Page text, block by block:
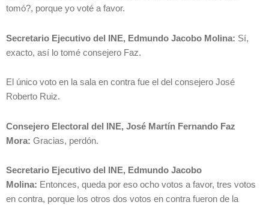
tomó?, porque yo voté a favor.
Secretario Ejecutivo del INE, Edmundo Jacobo Molina: Sí,
exacto, así lo tomé consejero Faz.
El único voto en la sala en contra fue el del consejero José
Roberto Ruiz.
Consejero Electoral del INE, José Martín Fernando Faz
Mora: Gracias, perdón.
Secretario Ejecutivo del INE, Edmundo Jacobo
Molina: Entonces, queda por eso ocho votos a favor, tres votos
en contra, porque los otros dos votos en contra fueron de la